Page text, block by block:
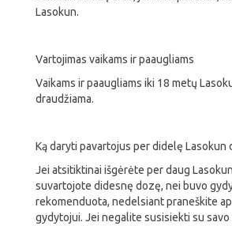
Lasokun.
Vartojimas vaikams ir paaugliams
Vaikams ir paaugliams iki 18 metų
draudžiama.
Ką daryti pavartojus per didelę Lasokun
Jei atsitiktinai išgėrėte per daug
suvartojote didesnę dozę, nei buvo
rekomenduota, nedelsiant praneškite
gydytojui. Jei negalite susisiekti su